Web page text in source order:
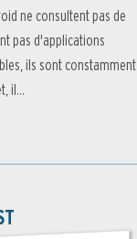
ne consultent pas de
pas d'applications
ils sont constamment
il...